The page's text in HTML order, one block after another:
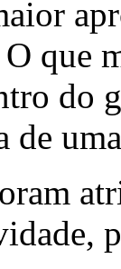
que
do
de